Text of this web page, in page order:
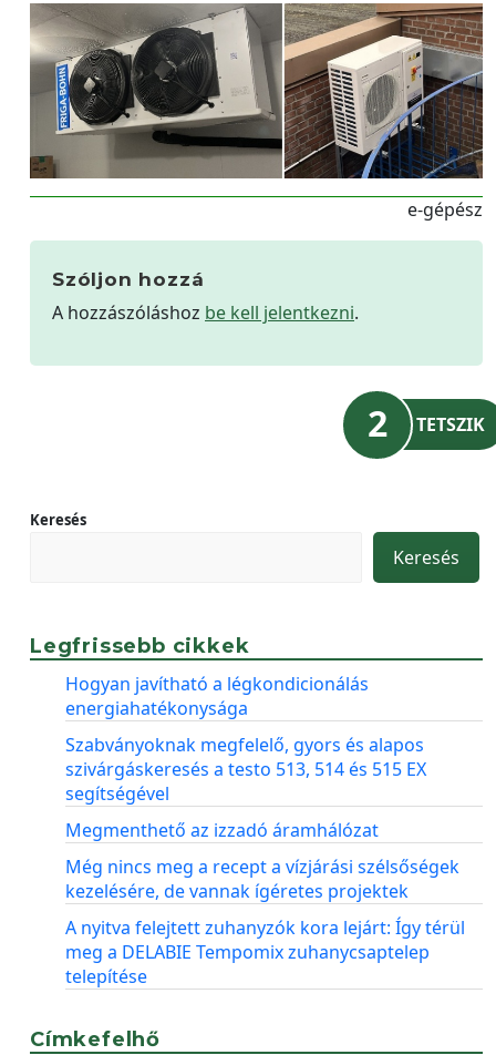
e-gépész
Szóljon hozzá
A hozzászóláshoz be kell jelentkezni.
2 TETSZIK
Keresés
Keresés
Legfrissebb cikkek
Hogyan javítható a légkondicionálás
energiahatékonysága
Szabványoknak megfelelő, gyors és alapos
szivárgáskeresés a testo 513, 514 és 515 EX
segítségével
Megmenthető az izzadó áramhálózat
Még nincs meg a recept a vízjárási szélsőségek
kezelésére, de vannak ígéretes projektek
A nyitva felejtett zuhanyzók kora lejárt: Így térül
meg a DELABIE Tempomix zuhanycsaptelep
telepítése
Címkefelhő